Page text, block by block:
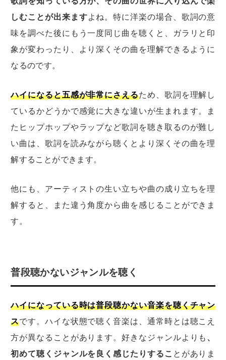
しむことが出来ますよね。特に洋楽の場合、歌詞の意
味を調べた後にもう一度同じ曲を聴くと、ガラリと印
象が変わったり、より深くその曲を理解できるように
なるのです。
ハイになると五感が非常にさえるため、歌詞を理解し
ているかどうかで感覚に大きな違いが生まれます。
ま
たヒップホップやラップなど歌詞を聴き取るのが難し
い曲は、歌詞を読みながら聴くとより深くその曲を理
解することができます。
他にも、アーティストの生い立ちや曲の成り立ちを理
解すると、また違う角度から曲を感じることができま
す。
普段聴かないジャンルを聴く
ハイになっている時は普段聴かない音楽を聴くチャン
スです。ハイな状態で聴く音楽は、通常時とは聴こえ
方が異なることがあります。好きなジャンルよりも 、
初めて聴くジャンルを良く感じたりするこ とがありま